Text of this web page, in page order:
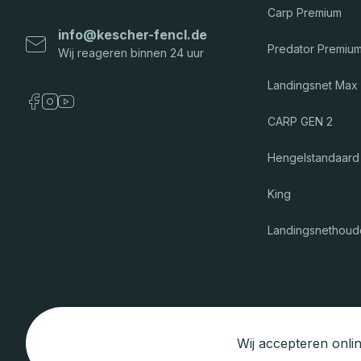
info@kescher-fencl.de
Carp Premium
Predator
Landingsnet Max
CARP GEN 2
Hengelstandaard
King
Wij accepteren